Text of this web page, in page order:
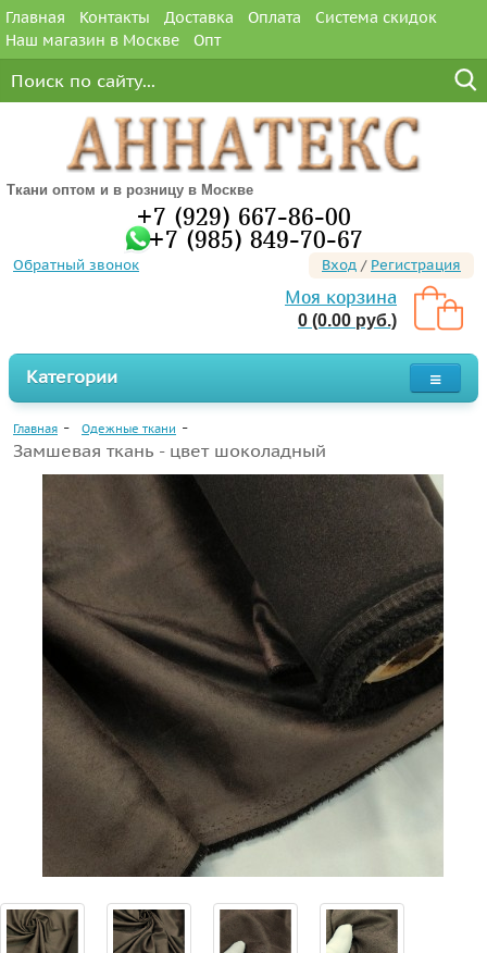
Главная Контакты Доставка Оплата
Система скидок
Наш магазин в Москве
Опт
Ткани оптом и в розницу в Москве
+7 (929) 667-86-00
+7 (985) 849-70-67
Обратный звонок Вход / Регистрация
Моя корзина
0 (0.00 руб.)
Категории
Главная Одежные ткани
Замшевая ткань - цвет шоколадный